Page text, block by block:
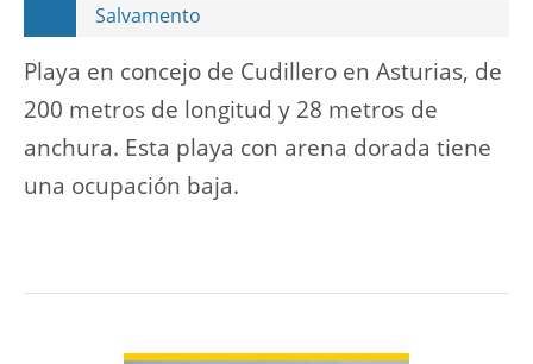
Salvamento
Playa en concejo de Cudillero en Asturias, de
200 metros de longitud y 28 metros de
anchura. Esta playa con arena dorada tiene
una ocupación baja.